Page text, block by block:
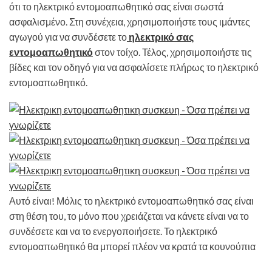
ότι το ηλεκτρικό εντομοαπωθητικό σας είναι σωστά
ασφαλισμένο. Στη συνέχεια, χρησιμοποιήστε τους ιμάντες
αγωγού για να συνδέσετε το ηλεκτρικό σας
εντομοαπωθητικόστον τοίχο. Τέλος, χρησιμοποιήστε τις
βίδες και τον οδηγό για να ασφαλίσετε πλήρως το ηλεκτρικό
εντομοαπωθητικό.
Αυτό είναι! Μόλις το ηλεκτρικό εντομοαπωθητικό σας είναι
στη θέση του, το μόνο που χρειάζεται να κάνετε είναι να το
συνδέσετε και να το ενεργοποιήσετε. Το ηλεκτρικό
εντομοαπωθητικό θα μπορεί πλέον να κρατά τα κουνούπια